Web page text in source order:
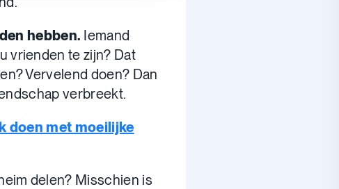
hebben. Iemand
vrienden te zijn? Dat
Vervelend doen? Dan
verbreekt.
doen met moeilijke
delen? Misschien is